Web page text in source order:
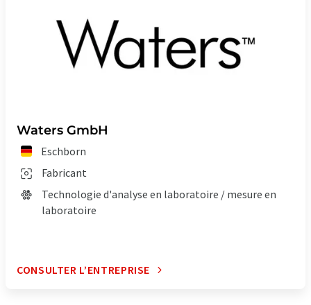
Waters GmbH
Eschborn
Fabricant
Technologie d'analyse en laboratoire / mesure en
laboratoire
CONSULTER L’ENTREPRISE